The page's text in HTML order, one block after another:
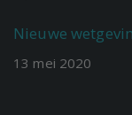
Nieuwe
13 mei 2020